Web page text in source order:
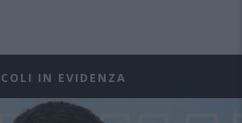
IN EVIDENZA